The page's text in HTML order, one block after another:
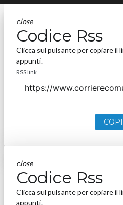
close
Codice Rss
Clicca sul pulsante per copiare il
appunti.
RSS link
close
Codice Rss
Clicca sul pulsante per copiare il
appunti.